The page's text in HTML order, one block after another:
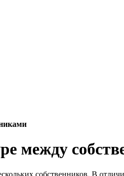
между
собственников. В